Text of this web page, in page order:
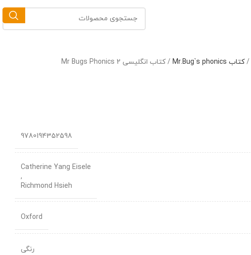
/کتاب Mr.Bug`s phonics /کتاب انگلیسی Mr Bugs Phonics 2
9780194352598
Catherine Yang Eisele
,
Richmond Hsieh
Oxford
رنگی